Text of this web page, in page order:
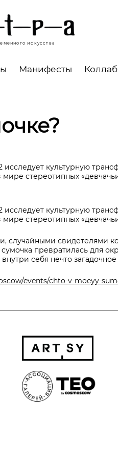
искусства
Манифесты
культурную
стереотипных
культурную
стереотипных
случайными свидетелями
превратилась для
себя нечто загадочное
events/chto-v-moeyy-